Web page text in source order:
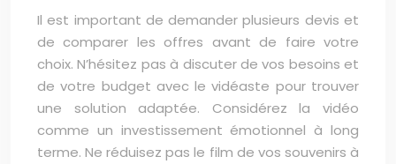
Il est important de demander plusieurs devis et
de comparer les offres avant de faire votre
choix. N’hésitez pas à discuter de vos besoins et
de votre budget avec le vidéaste pour trouver
une solution adaptée. Considérez la vidéo
comme un investissement émotionnel à long
terme. Ne réduisez pas le film de vos souvenirs à